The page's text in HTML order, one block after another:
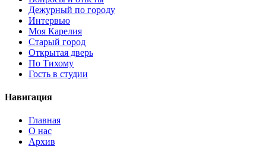
Дежурный по городу
Интервью
Моя Карелия
Старый город
Открытая дверь
По Тихому
Гость в студии
Навигация
Главная
О нас
Архив